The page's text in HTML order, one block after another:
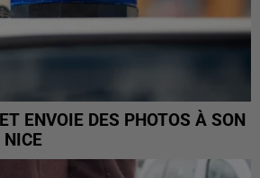
ENVOIE DES PHOTOS À SON
NICE